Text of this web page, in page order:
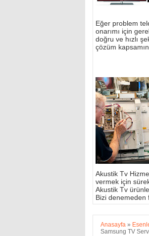
Eğer problem
onarımı için
doğru ve hızlı
çözüm
Akustik Tv
vermek için
Akustik Tv
Bizi denemeden
Anasayfa »
Samsung TV